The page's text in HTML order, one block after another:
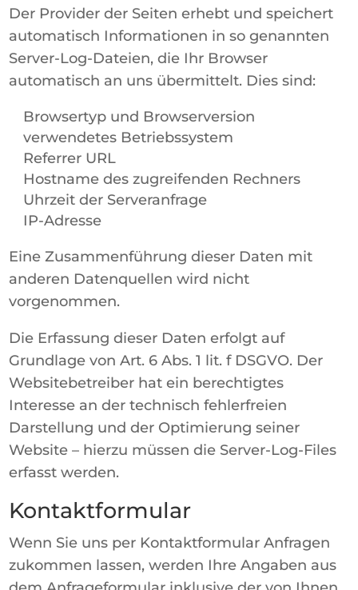
Der Provider der Seiten erhebt und speichert
automatisch Informationen in so genannten
Server-Log-Dateien, die Ihr Browser
automatisch an uns übermittelt. Dies sind:
Browsertyp und Browserversion
verwendetes Betriebssystem
Referrer URL
Hostname des zugreifenden Rechners
Uhrzeit der Serveranfrage
IP-Adresse
Eine Zusammenführung dieser Daten mit
anderen Datenquellen wird nicht
vorgenommen.
Die Erfassung dieser Daten erfolgt auf
Grundlage von Art. 6 Abs. 1 lit. f DSGVO. Der
Websitebetreiber hat ein berechtigtes
Interesse an der technisch fehlerfreien
Darstellung und der Optimierung seiner
Website – hierzu müssen die Server-Log-Files
erfasst werden.
Kontaktformular
Wenn Sie uns per Kontaktformular Anfragen
zukommen lassen, werden Ihre Angaben aus